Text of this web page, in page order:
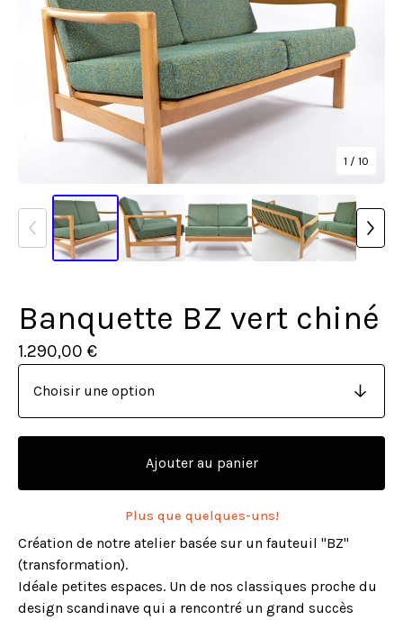
1 / 10
Banquette BZ vert chiné
1.290,00 €
Ajouter au panier
Plus que quelques-uns!
Création de notre atelier basée sur un fauteuil "BZ"
(transformation).
Idéale petites espaces. Un de nos classiques proche du
design scandinave qui a rencontré un grand succès